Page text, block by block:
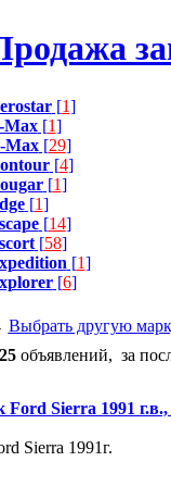
[1]
Max[1]
Max[29]
[4]
[1]
[1]
[14]
[58]
[1]
[6]
Выбрать другую
25объявлений, за
Ford Sierra 1991 г.в.,
Sierra 1991г.